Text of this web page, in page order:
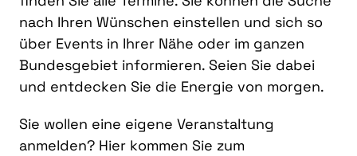
nach Ihren Wünschen einstellen und sich so
über Events in Ihrer Nähe oder im ganzen
Bundesgebiet informieren. Seien Sie dabei
und entdecken Sie die Energie von morgen.
Sie wollen eine eigene Veranstaltung
anmelden? Hier kommen Sie zum